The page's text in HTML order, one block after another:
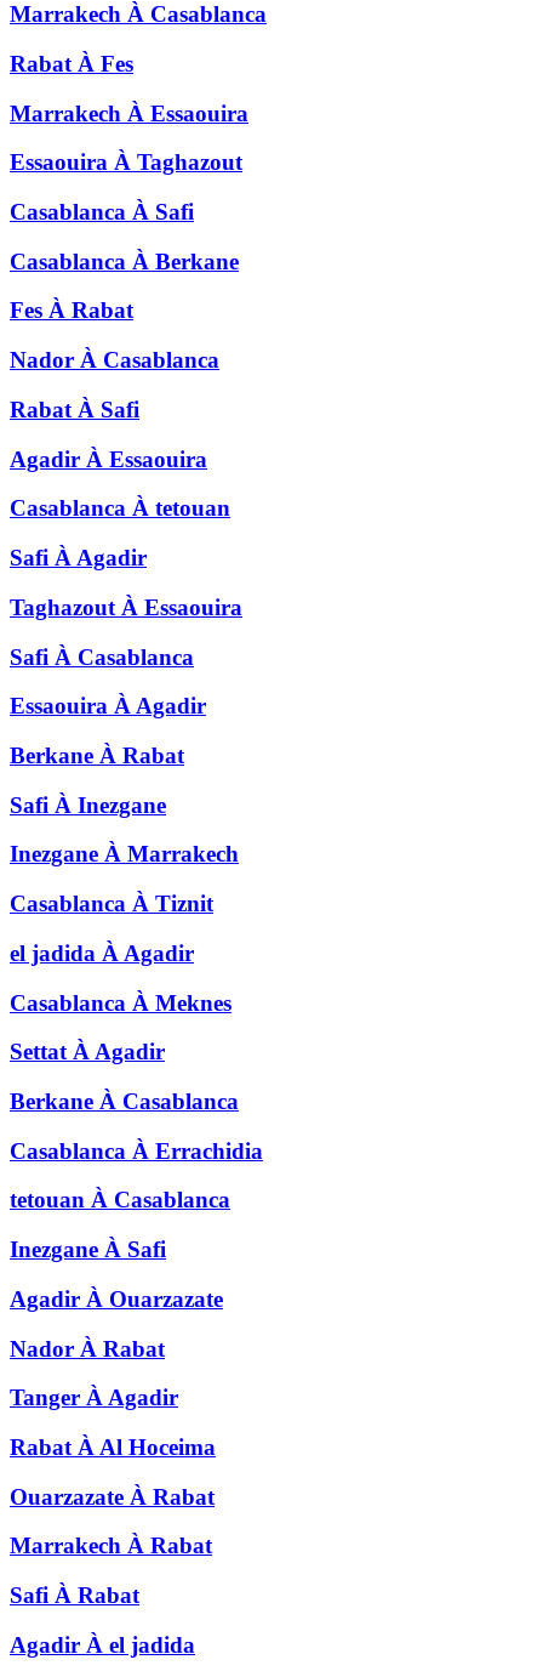
Marrakech À Casablanca
Rabat À Fes
Marrakech À Essaouira
Essaouira À Taghazout
Casablanca À Safi
Casablanca À Berkane
Fes À Rabat
Nador À Casablanca
Rabat À Safi
Agadir À Essaouira
Casablanca À tetouan
Safi À Agadir
Taghazout À Essaouira
Safi À Casablanca
Essaouira ÀAgadir
Berkane À Rabat
Safi À Inezgane
Inezgane À Marrakech
Casablanca À Tiznit
el jadida À Agadir
Casablanca À Meknes
Settat ÀAgadir
Berkane À Casablanca
Casablanca À Errachidia
tetouan À Casablanca
Inezgane À Safi
Agadir À Ouarzazate
Nador À Rabat
Tanger ÀAgadir
Rabat À Al Hoceima
Ouarzazate À Rabat
Marrakech À Rabat
Safi À Rabat
Agadir À el jadida